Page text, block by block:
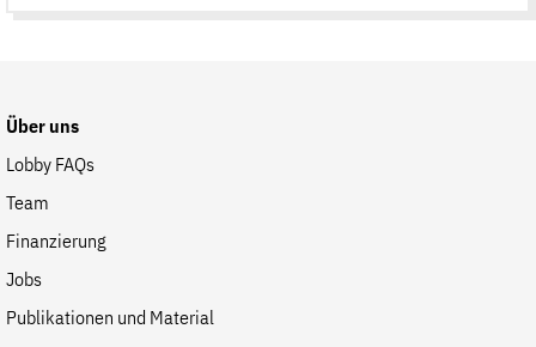
Über uns
Lobby FAQs
Team
Finanzierung
Jobs
Publikationen und Material